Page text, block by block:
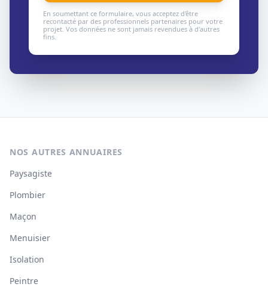
En soumettant ce formulaire, vous acceptez d'être
recontacté par des professionnels partenaires pour votre
projet. Vos données ne sont jamais revendues à d'autres
fins.
NOS AUTRES ANNUAIRES
Paysagiste
Plombier
Maçon
Menuisier
Isolation
Peintre